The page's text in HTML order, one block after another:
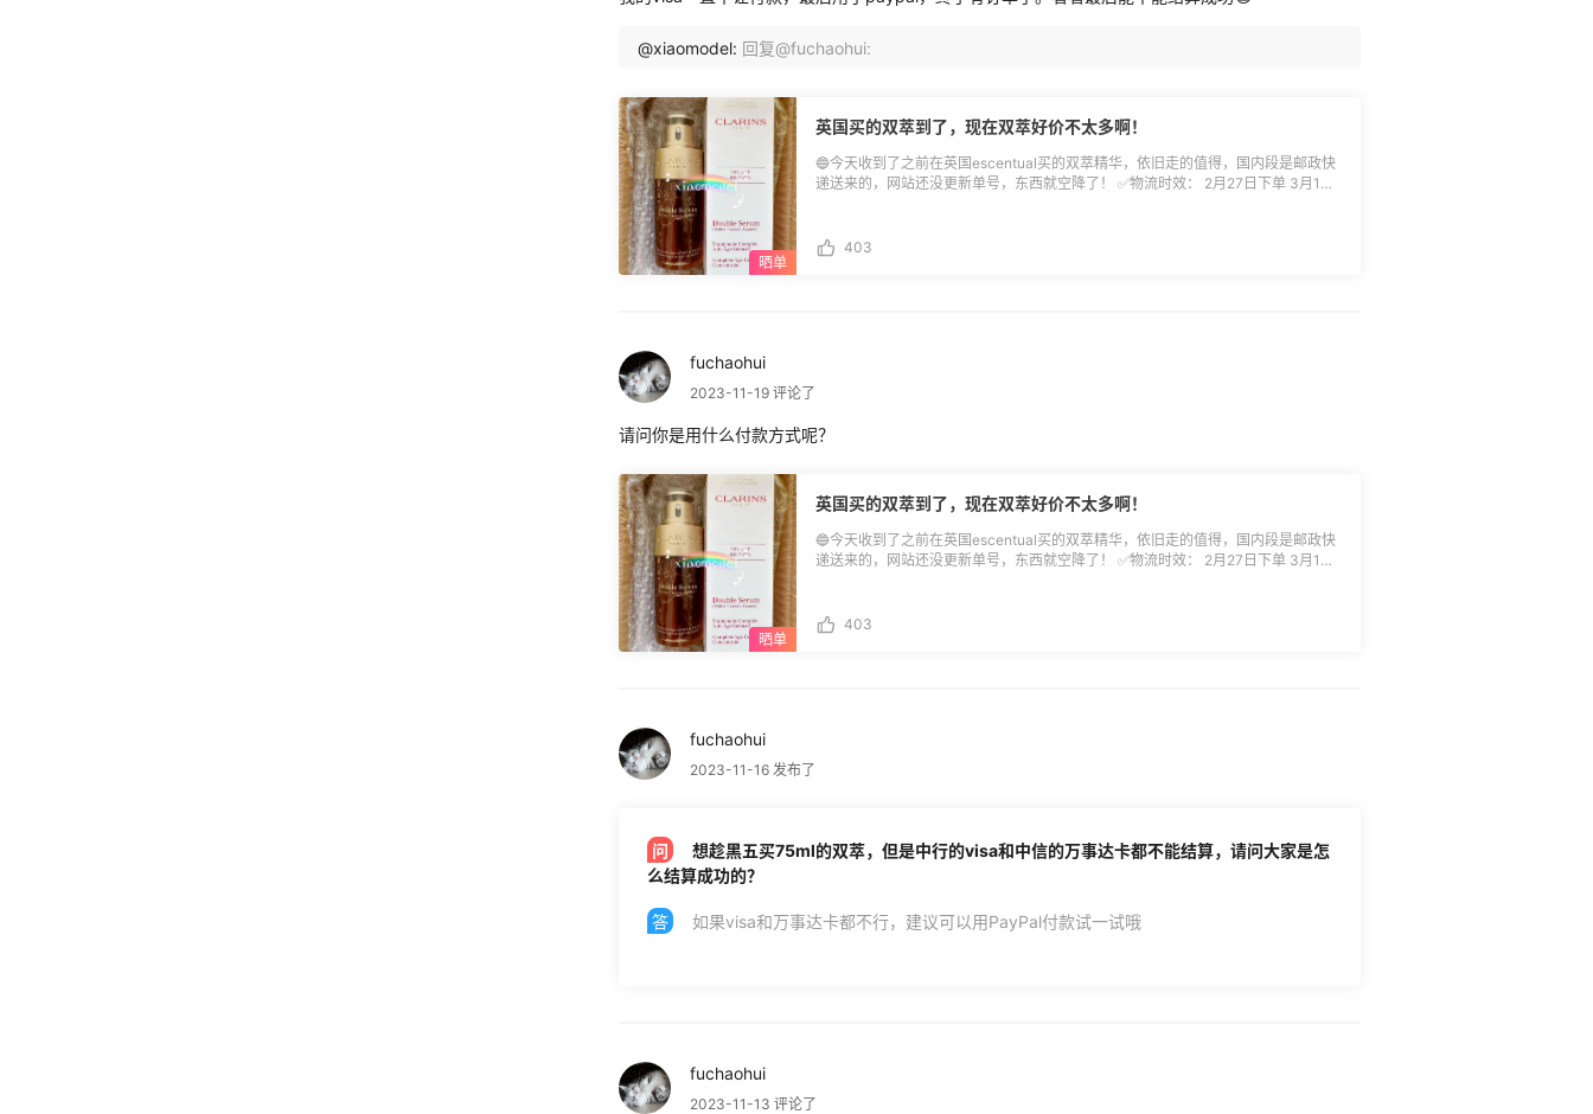
@xiaomodel: 回复@fuchaohui:
英国买的双萃到了，现在双萃好价不太多啊！
🔵今天收到了之前在英国escentual买的双萃精华，依旧走的值得，国内段是邮政快
递送来的，网站还没更新单号，东西就空降了！ ✅物流时效： 2月27日下单 3月1日
放开后速度会提升，结果好像并没有哦。 ⚠️当时买了3瓶，到港后分箱出库，一个包
403
fuchaohui
2023-11-19 评论了
请问你是用什么付款方式呢？
英国买的双萃到了，现在双萃好价不太多啊！
🔵今天收到了之前在英国escentual买的双萃精华，依旧走的值得，国内段是邮政快
递送来的，网站还没更新单号，东西就空降了！ ✅物流时效： 2月27日下单 3月1日
放开后速度会提升，结果好像并没有哦。 ⚠️当时买了3瓶，到港后分箱出库，一个包
403
fuchaohui
2023-11-16 发布了
想趁黑五买75ml的双萃，但是中行的visa和中信的万事达卡都不能结算，请问大家是怎
么结算成功的？
如果visa和万事达卡都不行，建议可以用PayPal付款试一试哦
fuchaohui
2023-11-13 评论了